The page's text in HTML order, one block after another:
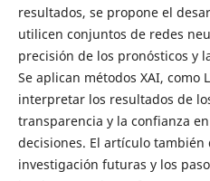
resultados, se propone el
utilicen conjuntos de redes
precisión de los pronósticos y
Se aplican métodos XAI, como
interpretar los resultados de
transparencia y la confianza
decisiones. El artículo
investigación futuras y los